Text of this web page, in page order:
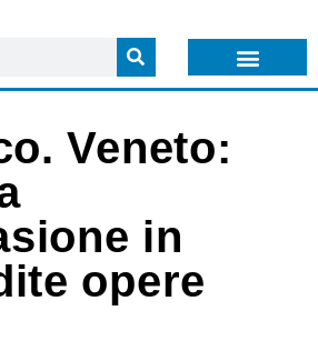
Veneto:
in
opere